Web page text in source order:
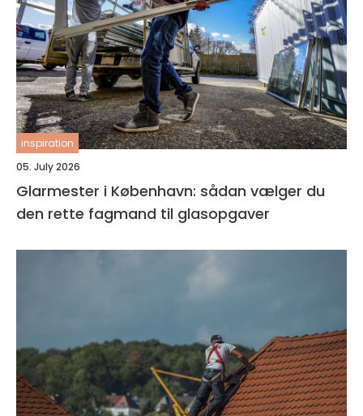
inspiration
05. July 2026
Glarmester i København: sådan vælger du
den rette fagmand til glasopgaver